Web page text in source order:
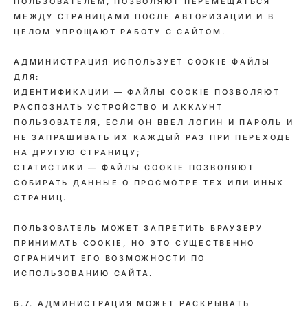
МЕЖДУ СТРАНИЦАМИ ПОСЛЕ АВТОРИЗАЦИИ И В
ЦЕЛОМ УПРОЩАЮТ РАБОТУ С САЙТОМ.
АДМИНИСТРАЦИЯ ИСПОЛЬЗУЕТ COOKIE ФАЙЛЫ
ДЛЯ:
ИДЕНТИФИКАЦИИ — ФАЙЛЫ COOKIE ПОЗВОЛЯЮТ
РАСПОЗНАТЬ УСТРОЙСТВО И АККАУНТ
ПОЛЬЗОВАТЕЛЯ, ЕСЛИ ОН ВВЕЛ ЛОГИН И ПАРОЛЬ И
НЕ ЗАПРАШИВАТЬ ИХ КАЖДЫЙ РАЗ ПРИ ПЕРЕХОДЕ
НА ДРУГУЮ СТРАНИЦУ;
СТАТИСТИКИ — ФАЙЛЫ COOKIE ПОЗВОЛЯЮТ
СОБИРАТЬ ДАННЫЕ О ПРОСМОТРЕ ТЕХ ИЛИ ИНЫХ
СТРАНИЦ.
ПОЛЬЗОВАТЕЛЬ МОЖЕТ ЗАПРЕТИТЬ БРАУЗЕРУ
ПРИНИМАТЬ COOKIE, НО ЭТО СУЩЕСТВЕННО
ОГРАНИЧИТ ЕГО ВОЗМОЖНОСТИ ПО
ИСПОЛЬЗОВАНИЮ САЙТА.
6.7. АДМИНИСТРАЦИЯ МОЖЕТ РАСКРЫВАТЬ